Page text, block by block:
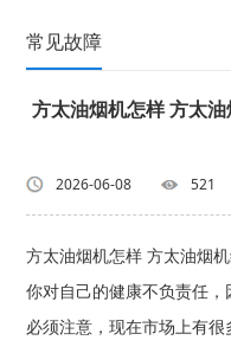
常见故障
方太油烟机怎样 方太
2026-06-08 521
方太油烟机怎样 方太油烟
你对自己的健康不负责任
必须注意，现在市场上有